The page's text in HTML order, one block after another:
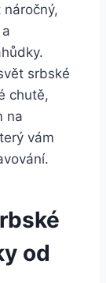
srbské
chutě,
na
vám
od